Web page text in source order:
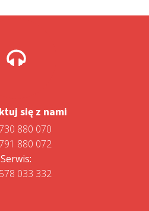
się z nami
880 070
880 072
Serwis:
033 332